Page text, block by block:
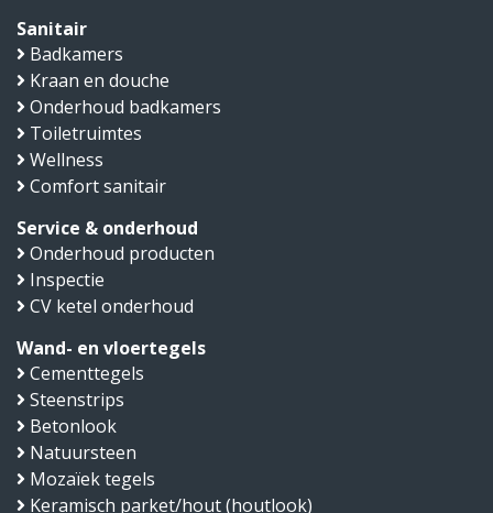
Sanitair
Badkamers
Kraan en douche
Onderhoud badkamers
Toiletruimtes
Wellness
Comfort sanitair
Service & onderhoud
Onderhoud producten
Inspectie
CV ketel onderhoud
Wand- en vloertegels
Cementtegels
Steenstrips
Betonlook
Natuursteen
Mozaïek tegels
Keramisch parket/hout (houtlook)